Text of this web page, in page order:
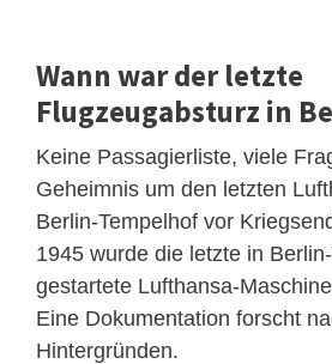
Wann war der letzte
Flugzeugabsturz in
Keine Passagierliste, viele
Geheimnis um den letzten
Berlin-Tempelhof vor
1945 wurde die letzte in
gestartete Lufthansa-
Eine Dokumentation forscht
Hintergründen.